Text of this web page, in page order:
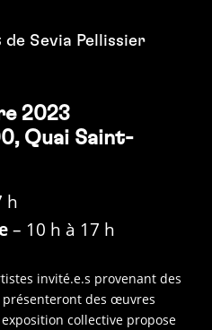
Sevia Pellissier
2023
Quai Saint-
h
– 10 h à 17 h
invité.e.s provenant des
des œuvres
collective propose